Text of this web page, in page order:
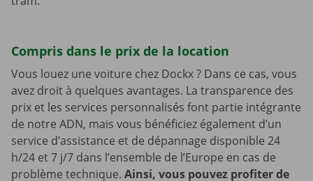
Compris dans le prix de la location
Vous louez une voiture chez Dockx ? Dans ce cas, vous
avez droit à quelques avantages. La transparence des
prix et les services personnalisés font partie intégrante
de notre ADN, mais vous bénéficiez également d’un
service d’assistance et de dépannage disponible 24
h/24 et 7 j/7 dans l’ensemble de l’Europe en cas de
problème technique. Ainsi, vous pouvez profiter de